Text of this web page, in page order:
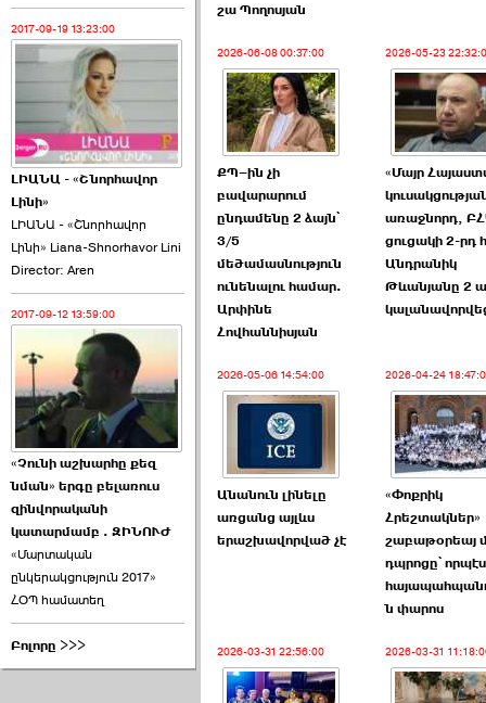
2017-09-19 13:23:00
ԼԻԱՆԱ - «Շնորհավոր
Լինի»
ԼԻԱՆԱ - «Շնորհավոր
Լինի» Liana-Shnorhavor Lini
Director: Aren
2017-09-12 13:59:00
«Չունի աշխարհը քեզ
նման» երգը բելառուս
զինվորականի
կատարմամբ . ԶԻՆՈՒԺ
«Մարտական
ընկերակցություն 2017»
ՀՕՊ համատեղ
Բոլորը >>>
շա Պողոսյան
2026-06-08 00:37:00
ՔՊ–ին չի
բավարարում
ընդամենը 2 ձայն՝
3/5
մեծամասնություն
ունենալու համար.
Արփինե
Հովհաննիսյան
2026-05-23
«Մայր
առաջնորդ,
ցուցակի 2-րդ
Անդրանիկ
Թևանյանը 2
2026-05-06 14:54:00
Անանուն լինելը
առցանց այլևս
երաշխավորված չէ
2026-04-24
«Փոքրիկ
Հրեշտակներ»
շաբաթօրեայ
դպրոցը՝ որպէս
ն փարոս
2026-03-31 22:56:00 2026-03-31